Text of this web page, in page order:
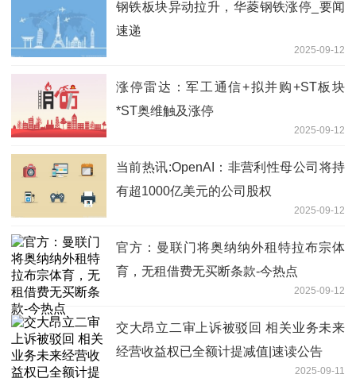
钢铁板块异动拉升，华菱钢铁涨停_要闻
速递
2025-09-12
涨停雷达：军工通信+拟并购+ST板块
*ST奥维触及涨停
2025-09-12
当前热讯:OpenAI：非营利性母公司将持
有超1000亿美元的公司股权
2025-09-12
官方：曼联门将奥纳纳外租特拉布宗体
育，无租借费无买断条款-今热点
2025-09-12
交大昂立二审上诉被驳回 相关业务未来
经营收益权已全额计提减值|速读公告
2025-09-11